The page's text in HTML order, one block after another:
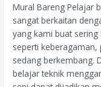
Mural Bareng Pelajar
sangat berkaitan
yang kami buat
seperti
sedang berkembang.
belajar teknik